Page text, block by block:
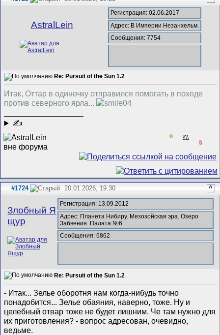
AstralLein
Регистрация: 02.06.2017
Адрес: В Империи Незанхельм.
Сообщения: 7754
Re: Pursuit of the Sun 1.2
Итак, Оттар в одиночку отправился помогать в походе
против северного ярла...
✍
0 ⚖️
0
#1724 20.01.2026, 19:30 ^
Злобный Я
щур
Регистрация: 13.09.2012
Адрес: Планета Нибиру. Мезозойская эра. Озеро
Забвения. Палата №6.
Сообщения: 6862
Re: Pursuit of the Sun 1.2
- Итак... Зелье оборотня нам когда-нибудь точно
понадобится... Зелье обаяния, наверно, тоже. Ну и
целебный отвар тоже не будет лишним. Че там нужно для
их приготовления? - вопрос адресован, очевидно,
ведьме.